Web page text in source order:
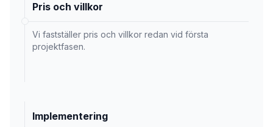
Pris och villkor
Vi fastställer pris och villkor redan vid första
projektfasen.
Implementering